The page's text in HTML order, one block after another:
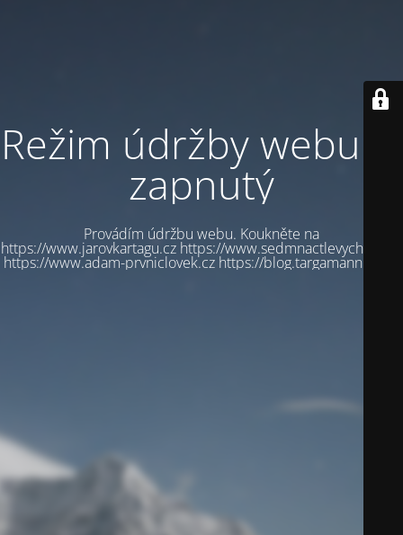
Režim údržby webu je
zapnutý
Provádím údržbu webu. Koukněte na
https://www.jarovkartagu.cz https://www.sedmnactlevychbot.cz
https://www.adam-prvniclovek.cz https://blog.targamannum.cz